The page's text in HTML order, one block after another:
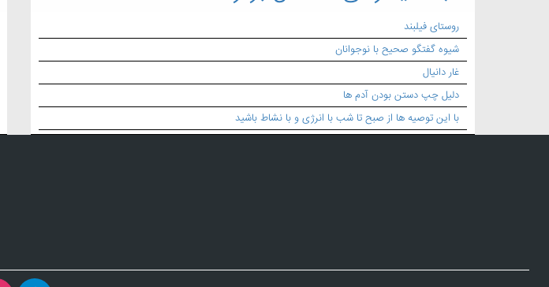
روستای فیلبند
شیوه گفتگو صحیح با نوجوانان
غار دانیال
دلیل چپ دستن بودن آدم ها
با این توصیه ها از صبح تا شب با انرژی و با نشاط باشید